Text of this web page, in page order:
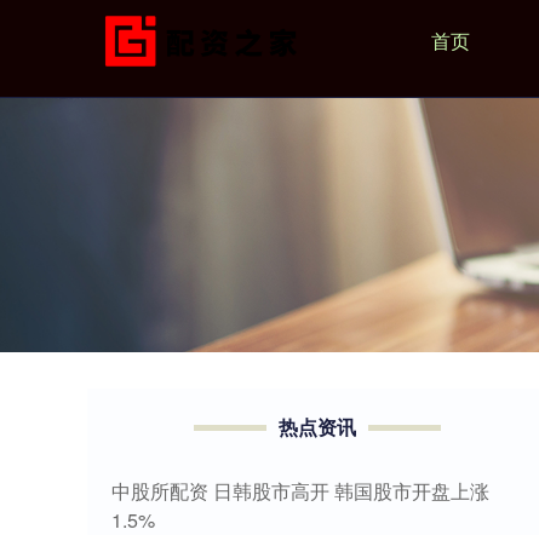
首页
热点资讯
中股所配资 日韩股市高开 韩国股市开盘上涨
1.5%